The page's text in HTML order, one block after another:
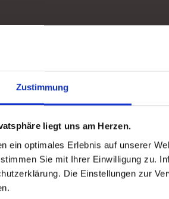
Zustimmung
liegt uns am Herzen.
ein optimales Erlebnis auf unserer
Sie mit Ihrer Einwilligung zu.
Die Einstellungen zur
Kiev
WORK